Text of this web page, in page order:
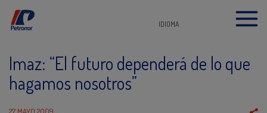
IDIOMA
Imaz: “El futuro dependerá de lo que
hagamos nosotros”